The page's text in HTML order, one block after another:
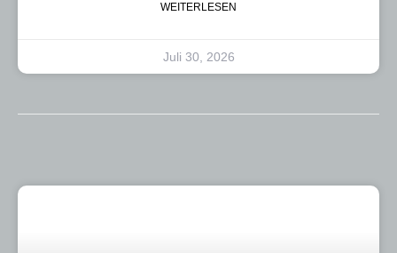
WEITERLESEN
Juli 30, 2026